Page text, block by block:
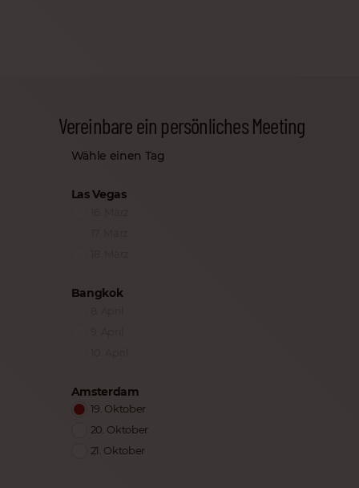
Vereinbare ein persönliches Meeting
Wähle einen Tag
Las Vegas
Bangkok
Amsterdam
19. Oktober
20. Oktober
21. Oktober